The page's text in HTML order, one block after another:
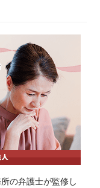
の弁護士が監修し